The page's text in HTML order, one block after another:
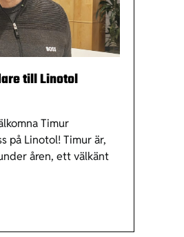
till Linotol
Timur
på Linotol! Timur är,
åren, ett välkänt